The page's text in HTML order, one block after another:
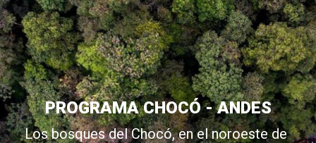
PROGRAMA CHOCÓ - ANDES
Los bosques del Chocó, en el noroeste de